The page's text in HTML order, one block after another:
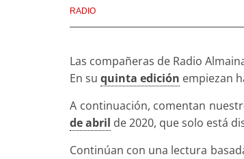
RADIO
Las compañeras de Radio
En su quinta edición empiezan
A continuación, comentan
de abril de 2020, que solo está
Continúan con una lectura